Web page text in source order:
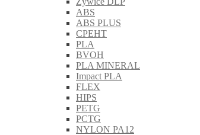
ABS
ABS PLUS
CPEHT
PLA
BVOH
PLA MINERAL
Impact PLA
FLEX
HIPS
PETG
PCTG
NYLON PA12